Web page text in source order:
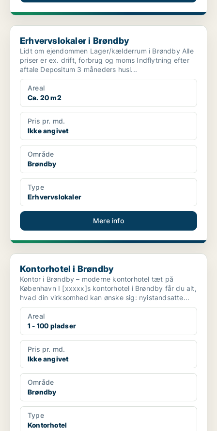
Erhvervslokaler i Brøndby
Erhvervslokaler i Brøndby
Lidt om ejendommen Lager/kælderrum i Brøndby Alle
priser er ex. drift, forbrug og moms Indflytning efter
aftale Depositum 3 måneders husl...
Areal
Ca. 20 m2
Pris pr. md.
Ikke angivet
Område
Brøndby
Type
Erhvervslokaler
Mere info
Kontorhotel i Brøndby
Kontorhotel i Brøndby
Kontor i Brøndby – moderne kontorhotel tæt på
København I [xxxxx]s kontorhotel i Brøndby får du alt,
hvad din virksomhed kan ønske sig: nyistandsatte...
Areal
1 - 100 pladser
Pris pr. md.
Ikke angivet
Område
Brøndby
Type
Kontorhotel